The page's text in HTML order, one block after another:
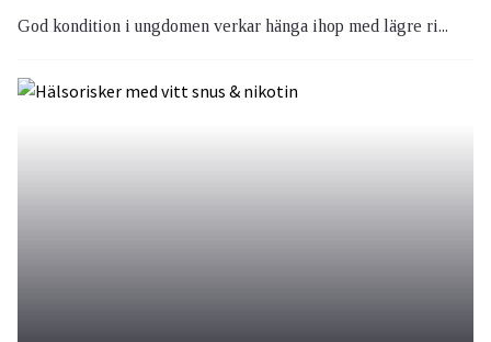
God kondition i ungdomen verkar hänga ihop med lägre ri...